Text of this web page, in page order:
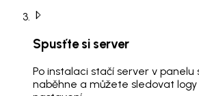
Spusťte si server
Po instalaci stačí server v panelu
naběhne a můžete sledovat